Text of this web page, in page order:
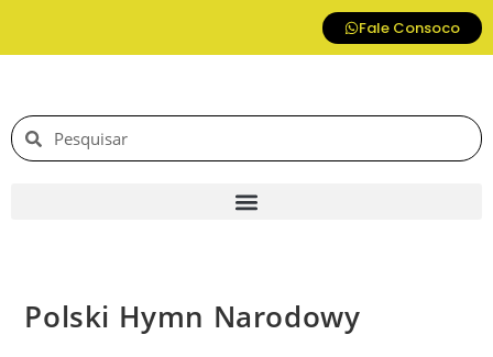
Fale Consoco
Polski Hymn Narodowy